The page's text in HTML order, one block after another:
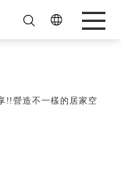
!!營造不一樣的居家空